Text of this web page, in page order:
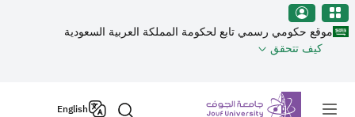
منطقة الجوف-جامعة الجوف
تجاوز إلى المحتوى الرئيسي
موقع حكومي رسمي تابع لحكومة المملكة العربية السعودية
كيف تتحقق
Primary menu
English